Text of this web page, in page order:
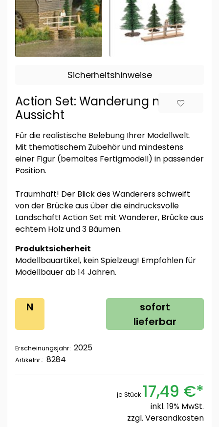
Sicherheitshinweise
Action Set: Wanderung mit
Aussicht
Für die realistische Belebung Ihrer Modellwelt.
Mit thematischem Zubehör und mindestens
einer Figur (bemaltes Fertigmodell) in passender
Position.
Traumhaft! Der Blick des Wanderers schweift
von der Brücke aus über die eindrucksvolle
Landschaft! Action Set mit Wanderer, Brücke aus
echtem Holz und 3 Bäumen.
Produktsicherheit
Modellbauartikel, kein Spielzeug! Empfohlen für
Modellbauer ab 14 Jahren.
N
sofort
lieferbar
Erscheinungsjahr: 2025
Artikelnr.: 8284
je Stück 17,49 €*
inkl. 19% MwSt.
zzgl. Versandkosten